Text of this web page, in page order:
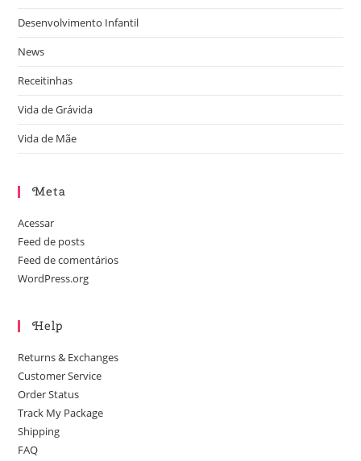
Desenvolvimento Infantil
News
Receitinhas
Vida de Grávida
Vida de Mãe
Meta
Acessar
Feed de posts
Feed de comentários
WordPress.org
Help
Returns & Exchanges
Customer Service
Order Status
Track My Package
Shipping
FAQ